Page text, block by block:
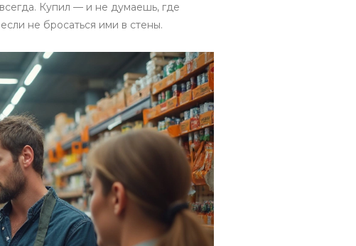
Купил — и не думаешь, где
не бросаться ими в стены.